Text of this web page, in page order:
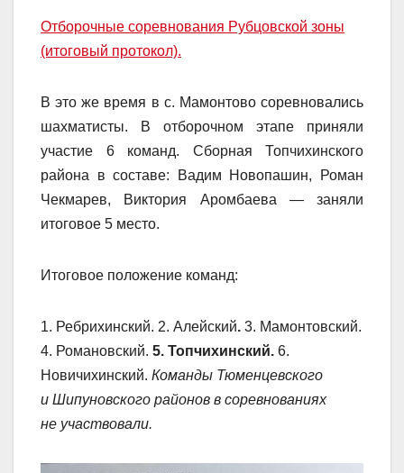
Отборочные соревнования Рубцовской зоны
(итоговый протокол).
В это же время в с. Мамонтово соревновались
шахматисты. В отборочном этапе приняли
участие 6 команд. Сборная Топчихинского
района в составе: Вадим Новопашин, Роман
Чекмарев, Виктория Аромбаева — заняли
итоговое 5 место.
Итоговое положение команд:
1. Ребрихинский. 2. Алейский. 3. Мамонтовский.
4. Романовский. 5. Топчихинский. 6.
Новичихинский. Команды Тюменцевского
и Шипуновского районов в соревнованиях
не участвовали.